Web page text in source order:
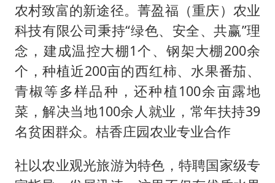
农村致富的新途径。菁盈福（重庆）农业
科技有限公司秉持“绿色、安全、共赢”理
念，建成温控大棚1个、钢架大棚200余
个，种植近200亩的西红柿、水果番茄、
青椒等多样品种，还种植100余亩露地
菜，解决当地100余人就业，常年扶持39
名贫困群众。桔香庄园农业专业合作
社以农业观光旅游为特色，特聘国家级专